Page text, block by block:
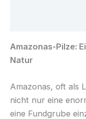
Amazonas-Pilze:
Natur
Amazonas, oft als
nicht nur eine
eine Fundgrube